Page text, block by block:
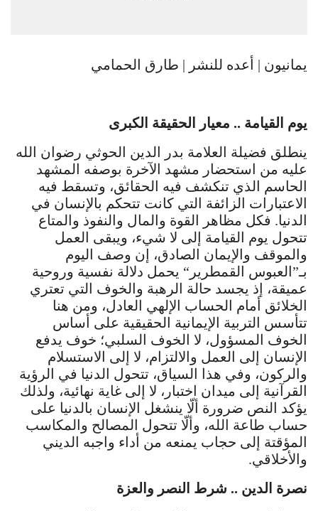
يمانيون | أعده للنشر | طارق الحمامي
يوم القيامة .. معيار الحقيقة الكبرى
ينطلق فضيلة العلامة بدر الدين الحوثي رضوان الله
عليه من استحضار مشهد الآخرة بوصفه المشهد
الحاسم الذي تنكشف فيه الحقائق، وتسقط فيه
الاعتبارات الزائفة التي كانت تتحكم بالإنسان في
الدنيا. فكل مظاهر القوة والمال والنفوذ والمتاع
تتحول يوم القيامة إلى لا شيء، ويبقى العمل
والموقف والإيمان الصادق، إن وصف اليوم
بـ”العبوس القمطرير“ يحمل دلالة نفسية وروحية
عميقة، إذ يجسد حالة الرهبة والخوف التي تعتري
الخلائق أمام الحساب الإلهي العادل، ومن هنا
تتأسس التربية الإيمانية الحقيقية على أساس
الخوف المسؤول، لا الخوف السلبي؛ خوف يدفع
الإنسان إلى العمل والالتزام، لا إلى الاستسلام
والركون، وفي هذا السياق، تتحول الدنيا في الرؤية
القرآنية إلى ميدان اختبار، لا إلى غاية نهائية، ولذلك
يؤكد النص ضرورة ألّا ينشغل الإنسان بالدنيا على
حساب طاعة الله، وألّا تتحول المصالح والمكاسب
المؤقتة إلى حجاب يمنعه من أداء واجبه الديني
والأخلاقي.
نصرة الدين .. شرط النصر والعزة